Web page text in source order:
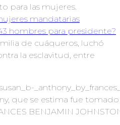
para las mujeres.
mandatarias
hombres para presidente?
de cuáqueros, luchó
la esclavitud, entre
que se estima fue tomado
BENJAMIN